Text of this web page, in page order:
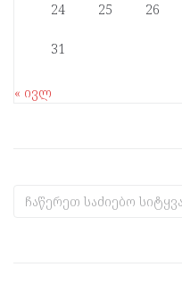
24 25 26
31
« ივლ